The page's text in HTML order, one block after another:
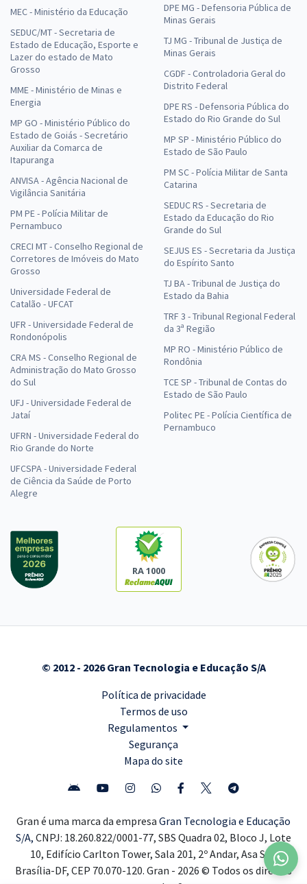
MEC - Ministério da Educação
SEDUC/MT - Secretaria de
Estado de Educação, Esporte e
Lazer do estado de Mato
Grosso
MME - Ministério de Minas e
Energia
MP GO - Ministério Público do
Estado de Goiás - Secretário
Auxiliar da Comarca de
Itapuranga
ANVISA - Agência Nacional de
Vigilância Sanitária
PM PE - Polícia Militar de
Pernambuco
CRECI MT - Conselho Regional de
Corretores de Imóveis do Mato
Grosso
Universidade Federal de
Catalão - UFCAT
UFR - Universidade Federal de
Rondonópolis
CRA MS - Conselho Regional de
Administração do Mato Grosso
do Sul
UFJ - Universidade Federal de
Jataí
UFRN - Universidade Federal do
Rio Grande do Norte
UFCSPA - Universidade Federal
de Ciência da Saúde de Porto
Alegre
DPE MG - Defensoria Pública de
Minas Gerais
TJ MG - Tribunal de Justiça de
Minas Gerais
CGDF - Controladoria Geral do
Distrito Federal
DPE RS - Defensoria Pública do
Estado do Rio Grande do Sul
MP SP - Ministério Público do
Estado de São Paulo
PM SC - Polícia Militar de Santa
Catarina
SEDUC RS - Secretaria de
Estado da Educação do Rio
Grande do Sul
SEJUS ES - Secretaria da Justiça
do Espírito Santo
TJ BA - Tribunal de Justiça do
Estado da Bahia
TRF 3 - Tribunal Regional Federal
da 3ª Região
MP RO - Ministério Público de
Rondônia
TCE SP - Tribunal de Contas do
Estado de São Paulo
Politec PE - Polícia Científica de
Pernambuco
RA 1000
© 2012 - 2026 Gran Tecnologia e Educação S/A
Política de privacidade
Termos de uso
Regulamentos
Segurança
Mapa do site
Gran é uma marca da empresa Gran Tecnologia e Educação
S/A, CNPJ: 18.260.822/0001-77, SBS Quadra 02, Bloco J, Lote
10, Edifício Carlton Tower, Sala 201, 2º Andar, Asa Sul,
Brasília-DF, CEP 70.070-120. Gran - 2026 © Todos os direitos